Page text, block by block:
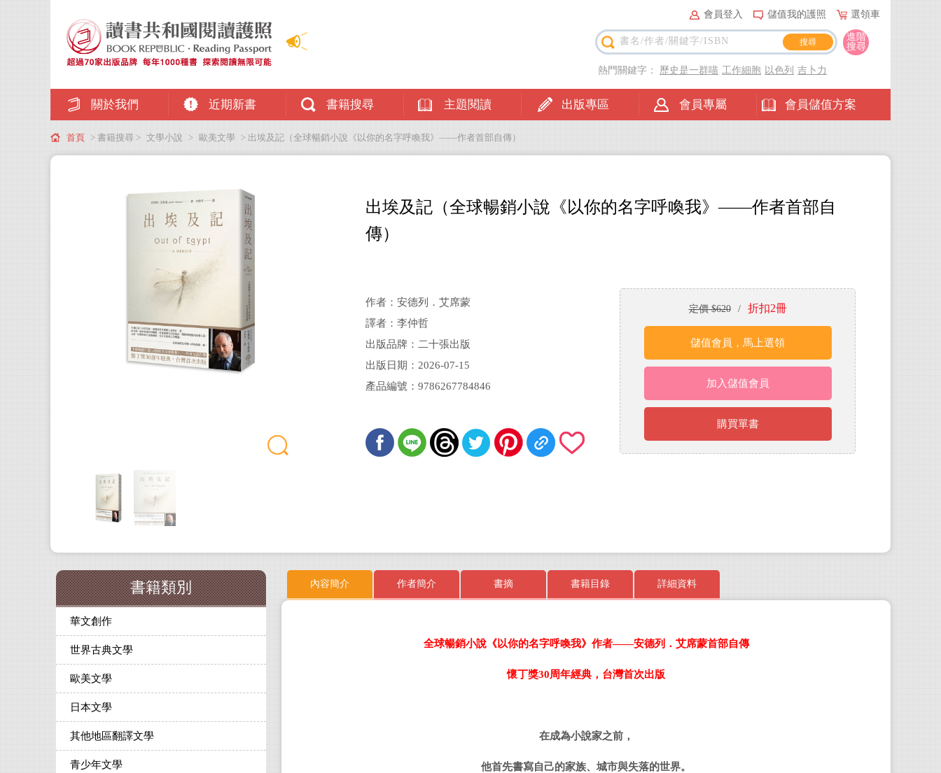
會員登入 儲值我的護照 選領車
關於我們 近期新書 書籍搜尋 主題閱讀 出版專區 會員專屬 會員儲值方案
進階
搜尋
熱門關鍵字： 歷史是一群喵 工作細胞 以色列 吉卜力
首頁 > 書籍搜尋 > 文學小說 > 歐美文學 > 出埃及記（全球暢銷小說《以你的名字呼喚我》——作者首部自傳）
出埃及記（全球暢銷小說《以你的名字呼喚我》——作者首部自
傳）
作者：安德列．艾席蒙
譯者：李仲哲
出版品牌：二十張出版
出版日期：2026-07-15
產品編號：9786267784846
定價 $620 / 折扣2冊
儲值會員，馬上選領
加入儲值會員
購買單書
內容簡介 作者簡介 書摘 書籍目錄 詳細資料
全球暢銷小說《以你的名字呼喚我》作者——安德列．艾席蒙首部自傳
懷丁獎30周年經典，台灣首次出版
在成為小說家之前，
他首先書寫自己的家族、城市與失落的世界。
書籍類別
華文創作
世界古典文學
歐美文學
日本文學
其他地區翻譯文學
青少年文學